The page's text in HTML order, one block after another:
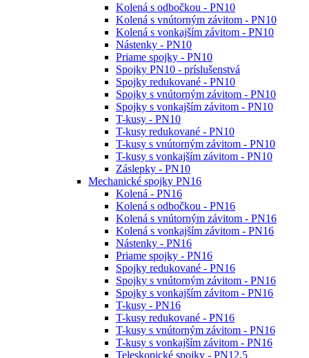
Kolená s odbočkou - PN10
Kolená s vnútorným závitom - PN10
Kolená s vonkajším závitom - PN10
Nástenky - PN10
Priame spojky - PN10
Spojky PN10 - príslušenstvá
Spojky redukované - PN10
Spojky s vnútorným závitom - PN10
Spojky s vonkajším závitom - PN10
T-kusy - PN10
T-kusy redukované - PN10
T-kusy s vnútorným závitom - PN10
T-kusy s vonkajším závitom - PN10
Záslepky - PN10
Mechanické spojky PN16
Kolená - PN16
Kolená s odbočkou - PN16
Kolená s vnútorným závitom - PN16
Kolená s vonkajším závitom - PN16
Nástenky - PN16
Priame spojky - PN16
Spojky redukované - PN16
Spojky s vnútorným závitom - PN16
Spojky s vonkajším závitom - PN16
T-kusy - PN16
T-kusy redukované - PN16
T-kusy s vnútorným závitom - PN16
T-kusy s vonkajším závitom - PN16
Teleskopické spojky - PN12,5